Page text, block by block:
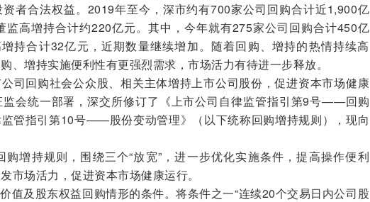
者合法权益。2019年至今，深市约有700家公司回购合计近1,900亿
监高增持合计约220亿元。其中，今年就有275家公司回购合计450亿
持合计32亿元，近期数量继续增加。随着回购、增持的热情持续高
、增持实施便利性有更强烈需求，市场活力有待进一步释放。
司回购社会公众股、相关主体增持上市公司股份，促进资本市场健康
监会统一部署，深交所修订了《上市公司自律监管指引第9号——回购
管指引第10号——股份变动管理》（以下统称回购增持规则），现向
购增持规则，围绕三个“放宽”，进一步优化实施条件，提高操作便利
市场活力，促进资本市场健康运行。
值及股东权益回购情形的条件。将条件之一“连续20个交易日内公司股